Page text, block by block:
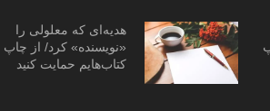
هدیه‌ای که معلولی را
«نویسنده» کرد/ از چاپ
کتاب‌هایم حمایت کنید